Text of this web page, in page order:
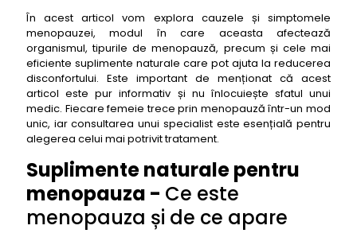
În acest articol vom explora cauzele și simptomele
menopauzei, modul în care aceasta afectează
organismul, tipurile de menopauză, precum și cele mai
eficiente suplimente naturale care pot ajuta la reducerea
disconfortului. Este important de menționat că acest
articol este pur informativ și nu înlocuiește sfatul unui
medic. Fiecare femeie trece prin menopauză într-un mod
unic, iar consultarea unui specialist este esențială pentru
alegerea celui mai potrivit tratament.
Suplimente naturale pentru
menopauza - Ce este
menopauza și de ce apare